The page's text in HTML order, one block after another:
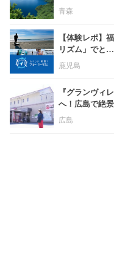
青森
【体験レポ】
リズム」でと…
鹿児島
『グランヴィ
へ！広島で絶
広島